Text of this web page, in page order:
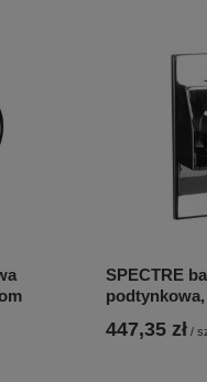
SPECTRE
447,35 zł /